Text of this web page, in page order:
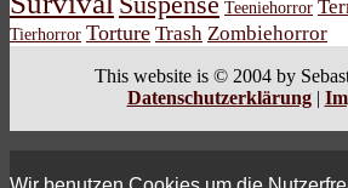
Teeniehorror
Tierhorror Torture Trash Zombiehorror
This website is © 2004 by
Datenschutzerklärung|